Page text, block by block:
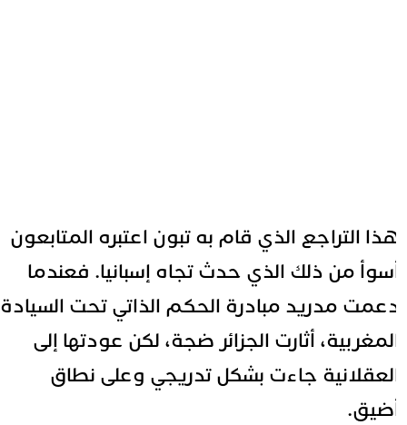
التراجع الذي قام به تبون اعتبره المتابعون
من ذلك الذي حدث تجاه إسبانيا.فعندما
مدريد مبادرة الحكم الذاتي تحت السيادة
أثارت الجزائر ضجة، لكن عودتها إلى
جاءت بشكل تدريجي وعلى نطاق